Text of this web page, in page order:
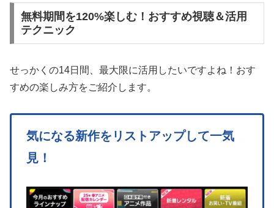
無料期間を120%楽しむ！おすすめ視聴＆活用
テクニック
せっかくの14日間、最大限に活用したいですよね！おす
すめの楽しみ方をご紹介します。
気になる新作をリストアップして一気
見！